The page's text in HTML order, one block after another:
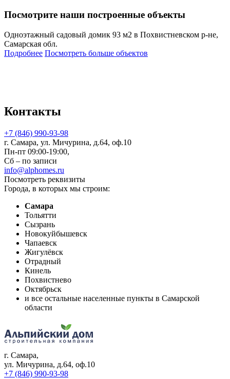
Посмотрите наши построенные объекты
Одноэтажный садовый домик 93 м2 в Похвистневском р-не,
Самарская обл.
Подробнее Посмотреть больше объектов
Контакты
+7 (846) 990-93-98
г. Самара, ул. Мичурина, д.64, оф.10
Пн-пт 09:00-19:00,
Сб – по записи
info@alphomes.ru
Посмотреть реквизиты
Города, в которых мы строим:
Самара
Тольятти
Сызрань
Новокуйбышевск
Чапаевск
Жигулёвск
Отрадный
Кинель
Похвистнево
Октябрьск
и все остальные населенные пункты в Самарской
области
г. Самара,
ул. Мичурина, д.64, оф.10
+7 (846) 990-93-98